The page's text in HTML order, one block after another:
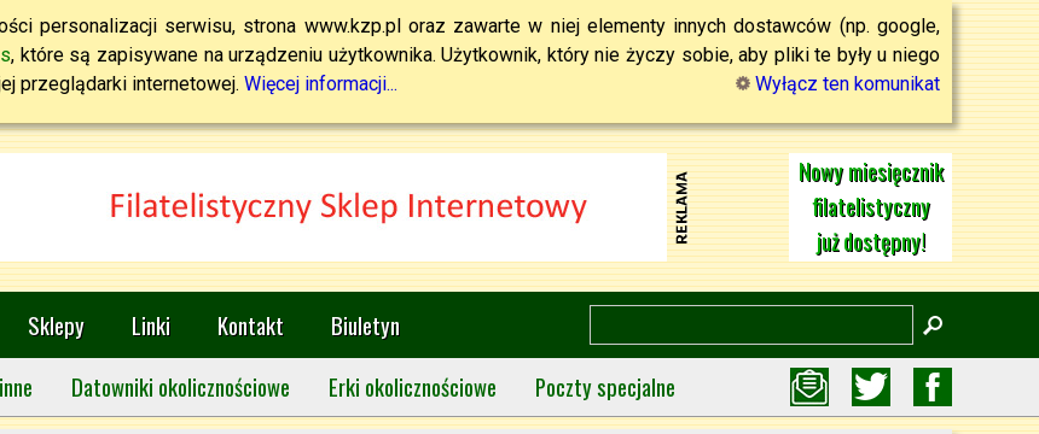
personalizacji serwisu, strona www.kzp.pl oraz zawarte w niej elementy innych dostawców (np. google,
, które są zapisywane na urządzeniu użytkownika. Użytkownik, który nie życzy sobie, aby pliki te były u niego
przeglądarki internetowej. Więcej informacji... Wyłącz ten komunikat
Nowy miesięcznik
filatelistyczny
już dostępny!
Sklepy Linki Kontakt
Biuletyn
Datowniki okolicznościowe Erki okolicznościowe Poczty specjalne